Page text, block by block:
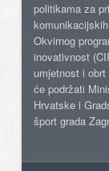
politikama za
Okvirnog
inovativnost
umjetnost i
će podržati
Hrvatske i
šport grada